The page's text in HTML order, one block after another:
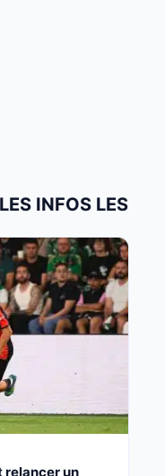
INFOS LES
relancer un